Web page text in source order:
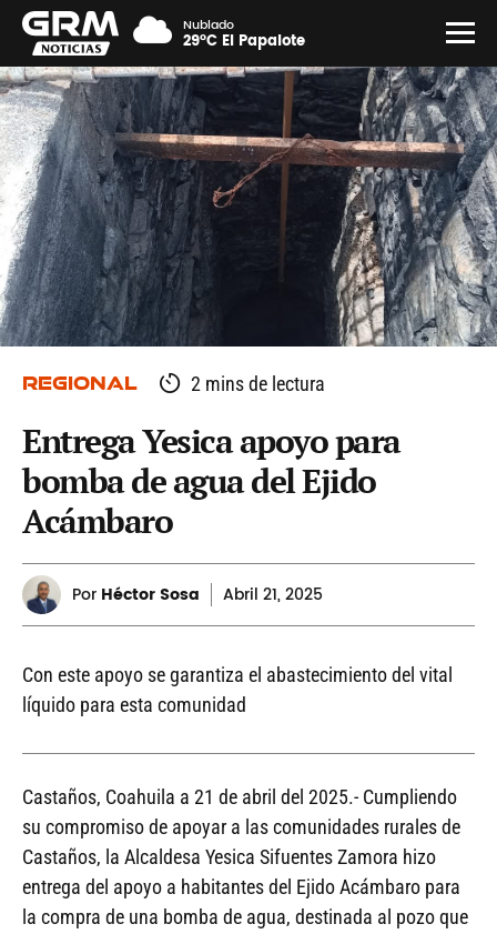
Nublado
29°C El Papalote
REGIONAL 2 mins de lectura
Entrega Yesica apoyo para
bomba de agua del Ejido
Acámbaro
Por Héctor Sosa Abril 21, 2025
Con este apoyo se garantiza el abastecimiento del vital
líquido para esta comunidad
Castaños, Coahuila a 21 de abril del 2025.- Cumpliendo
su compromiso de apoyar a las comunidades rurales de
Castaños, la Alcaldesa Yesica Sifuentes Zamora hizo
entrega del apoyo a habitantes del Ejido Acámbaro para
la compra de una bomba de agua, destinada al pozo que